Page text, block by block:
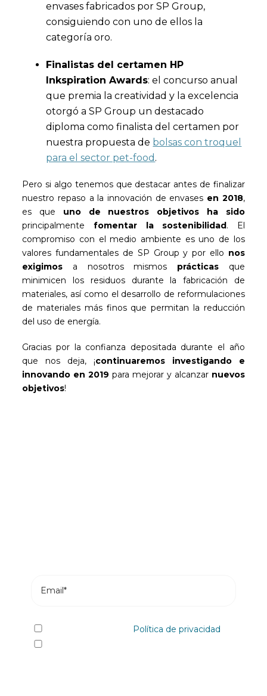
envases fabricados por SP Group,
consiguiendo con uno de ellos la
categoría oro.
Finalistas del certamen HP
Inkspiration Awards: el concurso anual
que premia la creatividad y la excelencia
otorgó a SP Group un destacado
diploma como finalista del certamen por
nuestra propuesta de bolsas con troquel
para el sector pet-food .
Pero si algo tenemos que destacar antes de finalizar
nuestro repaso a la innovación de envases en 2018,
es que uno de nuestros objetivos
ha sido
principalmente fomentar la sostenibilidad. El
compromiso con el medio ambiente es uno de los
valores fundamentales de SP Group y por ello nos
exigimos a nosotros mismos prácticas que
minimicen los residuos durante la fabricación de
materiales, así como el desarrollo de reformulaciones
de materiales más finos que permitan la reducción
del uso de energía.
Gracias por la confianza depositada durante el año
que nos deja, ¡continuaremos investigando
e
innovando en 2019 para mejorar y alcanzar nuevos
objetivos!
Política de privacidad